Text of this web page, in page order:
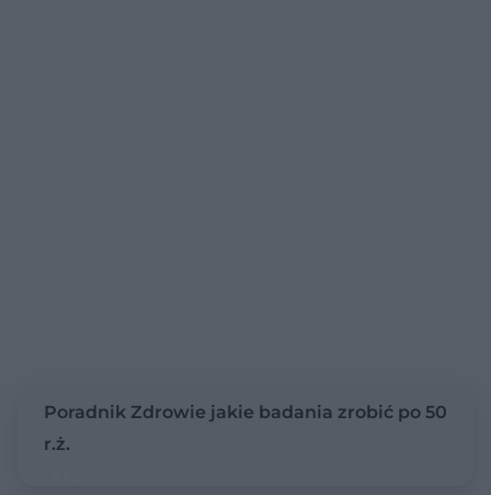
Poradnik Zdrowie jakie badania zrobić po 50
r.ż.